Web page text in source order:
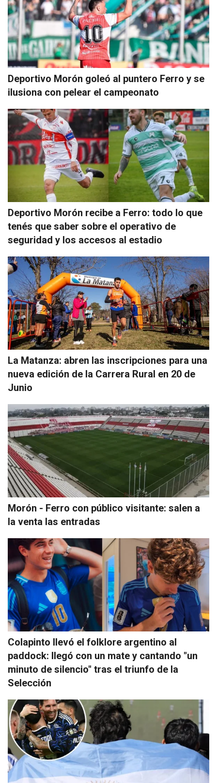
Deportivo Morón goleó al puntero Ferro y se
ilusiona con pelear el campeonato
Deportivo Morón recibe a Ferro: todo lo que
tenés que saber sobre el operativo de
seguridad y los accesos al estadio
La Matanza: abren las inscripciones para una
nueva edición de la Carrera Rural en 20 de
Junio
Morón - Ferro con público visitante: salen a
la venta las entradas
Colapinto llevó el folklore argentino al
paddock: llegó con un mate y cantando "un
minuto de silencio" tras el triunfo de la
Selección